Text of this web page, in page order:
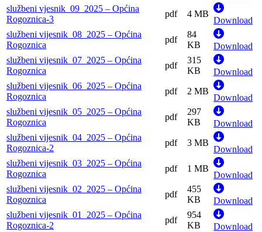
službeni vjesnik_09_2025 – Općina
Rogoznica-3
pdf 4 MB
Download
službeni vijesnik_08_2025 – Općina
Rogoznica
pdf
84
KB
Download
službeni vijesnik_07_2025 – Općina
Rogoznica
pdf
315
KB
Download
službeni vijesnik_06_2025 – Općina
Rogoznica
pdf 2 MB
Download
službeni vijesnik_05_2025 – Općina
Rogoznica
pdf
297
KB
Download
službeni vijesnik_04_2025 – Općina
Rogoznica-2
pdf 3 MB
Download
službeni vijesnik_03_2025 – Općina
Rogoznica
pdf 1 MB
Download
službeni vijesnik_02_2025 – Općina
Rogoznica
pdf
455
KB
Download
službeni vijesnik_01_2025 – Općina
Rogoznica-2
pdf
954
KB
Download